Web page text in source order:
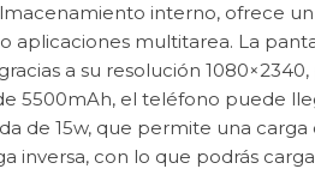
interno, ofrece
aplicaciones multitarea. La
a su resolución
5500mAh, el teléfono puede
de 15w, que permite una
inversa, con lo que podrás